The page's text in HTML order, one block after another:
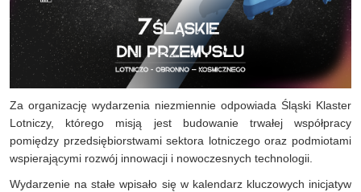
Za organizację wydarzenia niezmiennie odpowiada Śląski Klaster
Lotniczy, którego misją jest budowanie trwałej współpracy
pomiędzy przedsiębiorstwami sektora lotniczego oraz podmiotami
wspierającymi rozwój innowacji i nowoczesnych technologii.
Wydarzenie na stałe wpisało się w kalendarz kluczowych inicjatyw